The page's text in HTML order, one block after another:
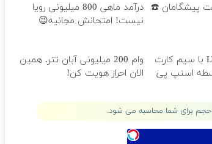
پیشگامان ☎️
درآمد ماهی 800 میلیونی رویا
نیست! امتحانش مجانیه😉
جشنواره اینترنت LTE با سیم کارت
وام 200 میلیونی آبان تتر. همین
الان احراز هویت کن!
حجم برای شما محاسبه می شود.